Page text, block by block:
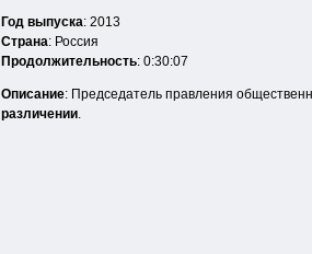
Год выпуска: 2013
Страна: Россия
Продолжительность: 0:30:07
Описание: Председатель правления
различении.